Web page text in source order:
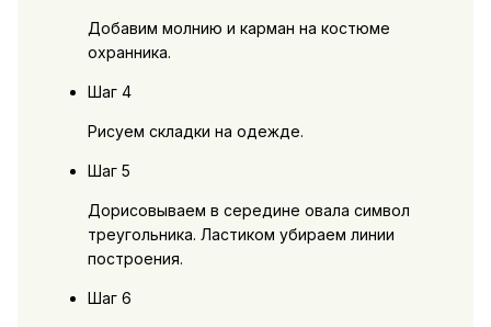
Добавим молнию и карман на костюме
охранника.
Шаг 4
Рисуем складки на одежде.
Шаг 5
Дорисовываем в середине овала символ
треугольника. Ластиком убираем линии
построения.
Шаг 6